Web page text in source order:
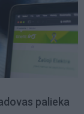
palieka